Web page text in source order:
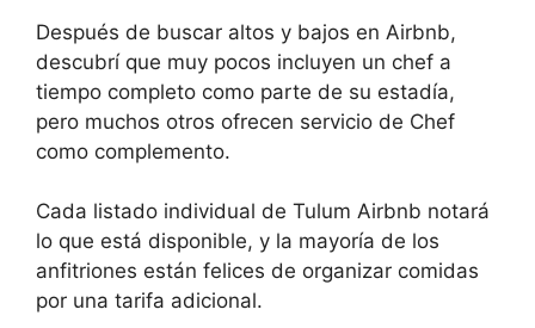
Después de buscar altos y bajos en Airbnb,
descubrí que muy pocos incluyen un chef a
tiempo completo como parte de su estadía,
pero muchos otros ofrecen servicio de Chef
como complemento.
Cada listado individual de Tulum Airbnb notará
lo que está disponible, y la mayoría de los
anfitriones están felices de organizar comidas
por una tarifa adicional.